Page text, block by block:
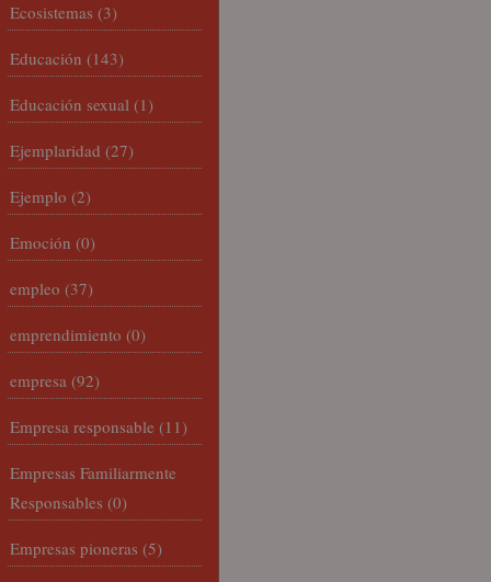
Ecosistemas (3)
Educación (143)
Educación sexual (1)
Ejemplaridad (27)
Ejemplo (2)
Emoción (0)
empleo (37)
emprendimiento (0)
empresa (92)
Empresa responsable (11)
Empresas Familiarmente
Responsables (0)
Empresas pioneras (5)